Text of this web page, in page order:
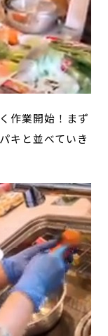
作業開始！まず
キと並べていき